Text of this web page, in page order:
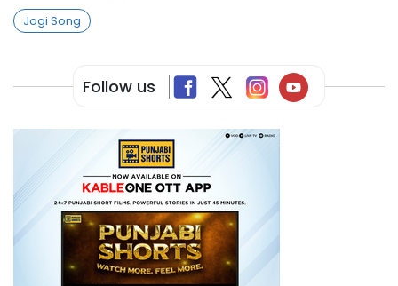
Jogi Song
Follow us